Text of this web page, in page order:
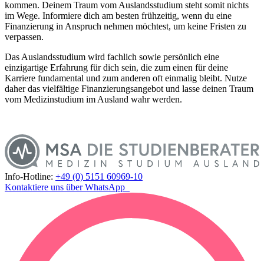
kommen. Deinem Traum vom Auslandsstudium steht somit nichts
im Wege. Informiere dich am besten frühzeitig, wenn du eine
Finanzierung in Anspruch nehmen möchtest, um keine Fristen zu
verpassen.
Das Auslandsstudium wird fachlich sowie persönlich eine
einzigartige Erfahrung für dich sein, die zum einen für deine
Karriere fundamental und zum anderen oft einmalig bleibt. Nutze
daher das vielfältige Finanzierungsangebot und lasse deinen Traum
vom Medizinstudium im Ausland wahr werden.
Info-Hotline: +49 (0) 5151 60969-10
Kontaktiere uns über WhatsApp